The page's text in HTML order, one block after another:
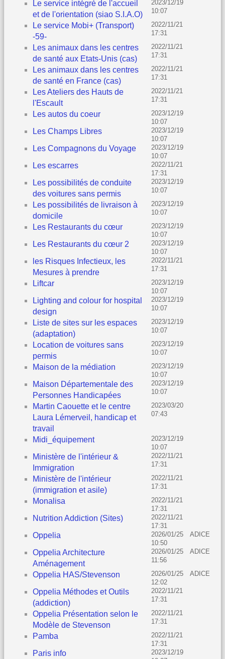
Le service intégré de l'accueil
et de l'orientation (siao S.I.A.O)
2023/12/19
10:07
Le service Mobi+ (Transport)
-59-
2022/11/21
17:31
Les animaux dans les centres
de santé aux Etats-Unis (cas)
2022/11/21
17:31
Les animaux dans les centres
de santé en France (cas)
2022/11/21
17:31
Les Ateliers des Hauts de
l'Escault
2022/11/21
17:31
Les autos du coeur
2023/12/19
10:07
Les Champs Libres
2023/12/19
10:07
Les Compagnons du Voyage
2023/12/19
10:07
Les escarres
2022/11/21
17:31
Les possibilités de conduite
des voitures sans permis
2023/12/19
10:07
Les possibilités de livraison à
domicile
2023/12/19
10:07
Les Restaurants du cœur
2023/12/19
10:07
Les Restaurants du cœur 2
2023/12/19
10:07
les Risques Infectieux, les
Mesures à prendre
2022/11/21
17:31
Liftcar
2023/12/19
10:07
Lighting and colour for hospital
design
2023/12/19
10:07
Liste de sites sur les espaces
(adaptation)
2023/12/19
10:07
Location de voitures sans
permis
2023/12/19
10:07
Maison de la médiation
2023/12/19
10:07
Maison Départementale des
Personnes Handicapées
2023/12/19
10:07
Martin Caouette et le centre
Laura Lémerveil, handicap et
travail
2023/03/20
07:43
Midi_équipement
2023/12/19
10:07
Ministère de l'intérieur &
Immigration
2022/11/21
17:31
Ministère de l'intérieur
(immigration et asile)
2022/11/21
17:31
Monalisa
2022/11/21
17:31
Nutrition Addiction (Sites)
2022/11/21
17:31
Oppelia
2026/01/25
10:50
ADICE
Oppelia Architecture
Aménagement
2026/01/25
11:56
ADICE
Oppelia HAS/Stevenson
2026/01/25
12:02
ADICE
Oppelia Méthodes et Outils
(addiction)
2022/11/21
17:31
Oppelia Présentation selon le
Modèle de Stevenson
2022/11/21
17:31
Pamba
2022/11/21
17:31
Paris info
2023/12/19